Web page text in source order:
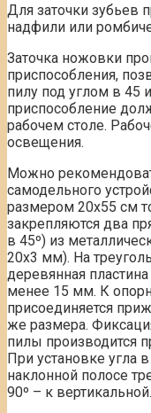
Для заточки зубьев
надфили или
Заточка ножовки
приспособления,
пилу под углом в 45
приспособление
рабочем столе.
освещения.
Можно
самодельного
размером 20х55 см
закрепляются два
в 45º) из
20х3 мм). На
деревянная
менее 15 мм. К
присоединяется
же размера.
пилы производится
При установке угла
наклонной полосе
90º – к вертикальной.